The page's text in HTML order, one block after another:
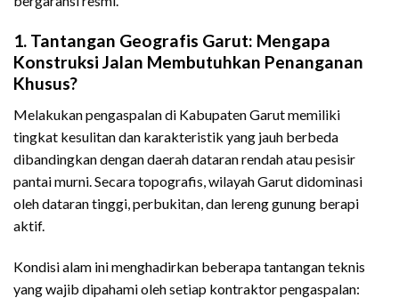
1. Tantangan Geografis Garut: Mengapa
Konstruksi Jalan Membutuhkan Penanganan
Khusus?
Melakukan pengaspalan di Kabupaten Garut memiliki
tingkat kesulitan dan karakteristik yang jauh berbeda
dibandingkan dengan daerah dataran rendah atau pesisir
pantai murni. Secara topografis, wilayah Garut didominasi
oleh dataran tinggi, perbukitan, dan lereng gunung berapi
aktif.
Kondisi alam ini menghadirkan beberapa tantangan teknis
yang wajib dipahami oleh setiap kontraktor pengaspalan: